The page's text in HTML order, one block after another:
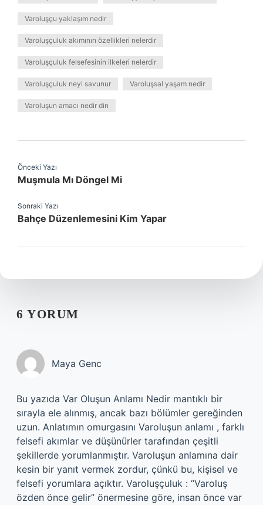
Varoluşçu yaklaşım nedir
Varoluşçuluk akımının özellikleri nelerdir
Varoluşçuluk felsefesinin ilkeleri nelerdir
Varoluşçuluk neyi savunur Varoluşsal yaşam nedir
Varoluşun amacı nedir din
Önceki Yazı
Muşmula Mı Döngel Mi
Sonraki Yazı
Bahçe Düzenlemesini Kim Yapar
6 YORUM
Maya Genc
Bu yazıda Var Oluşun Anlamı Nedir mantıklı bir
sırayla ele alınmış, ancak bazı bölümler gereğinden
uzun. Anlatımın omurgasını Varoluşun anlamı , farklı
felsefi akımlar ve düşünürler tarafından çeşitli
şekillerde yorumlanmıştır. Varoluşun anlamına dair
kesin bir yanıt vermek zordur, çünkü bu, kişisel ve
felsefi yorumlara açıktır. Varoluşçuluk : “Varoluş
özden önce gelir” önermesine göre, insan önce var